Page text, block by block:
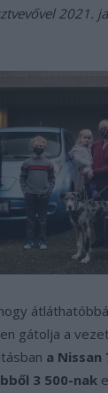
2021.
gátolja a
a
3 500-nak